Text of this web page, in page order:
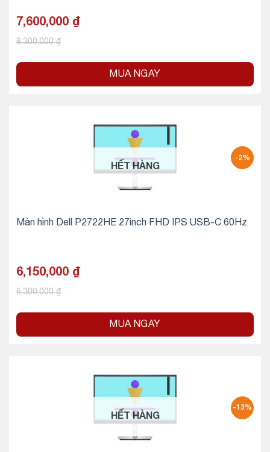
7,600,000 ₫
8,300,000₫
MUA NGAY
-2%
HẾT HÀNG
Màn hình Dell P2722HE 27inch FHD IPS USB-C 60Hz
6,150,000 ₫
6,300,000₫
MUA NGAY
-13%
HẾT HÀNG